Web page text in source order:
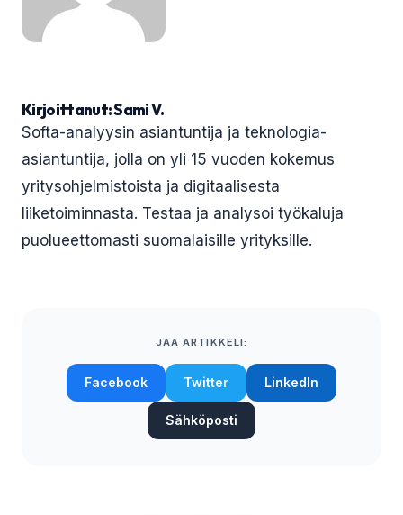
Kirjoittanut: Sami V.
Softa-analyysin asiantuntija ja teknologia-
asiantuntija, jolla on yli 15 vuoden kokemus
yritysohjelmistoista ja digitaalisesta
liiketoiminnasta. Testaa ja analysoi työkaluja
puolueettomasti suomalaisille yrityksille.
JAA ARTIKKELI:
Facebook Twitter LinkedIn
Sähköposti